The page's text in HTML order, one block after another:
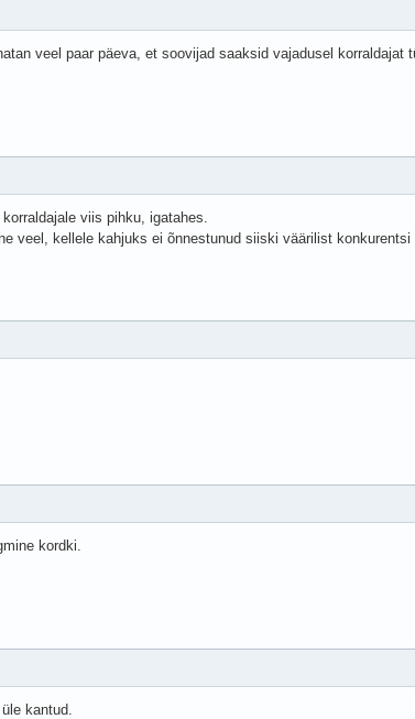
veel paar päeva, et soovijad saaksid vajadusel korraldajat
viis pihku, igatahes.
veel, kellele kahjuks ei õnnestunud siiski väärilist konkurentsi
kordki.
kantud.